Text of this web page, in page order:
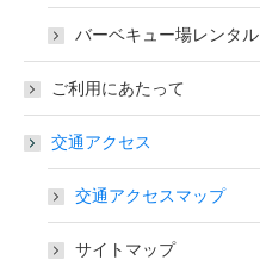
バーベキュー場レンタル
ご利用にあたって
交通アクセス
交通アクセスマップ
サイトマップ